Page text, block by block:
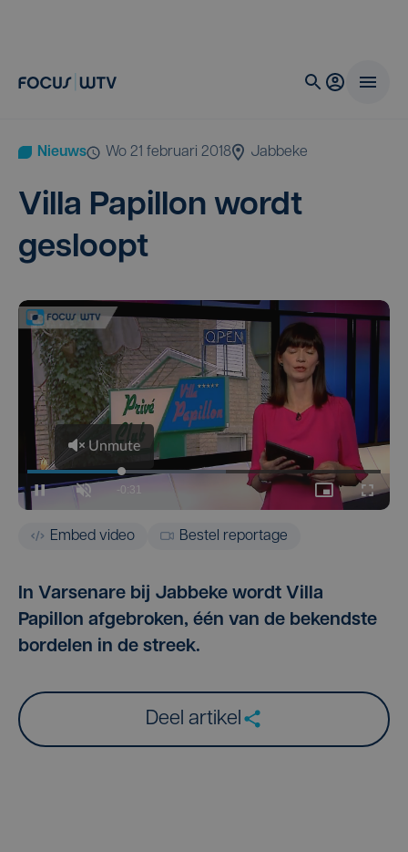
Nieuws wo 21 februari 2018 Jabbeke
Vil­la Papil­lon wordt
gesloopt
Embed video Bestel reportage
In Varsenare bij Jabbeke wordt Villa
Papillon afgebroken, één van de bekendste
bordelen in de streek.
Deel artikel